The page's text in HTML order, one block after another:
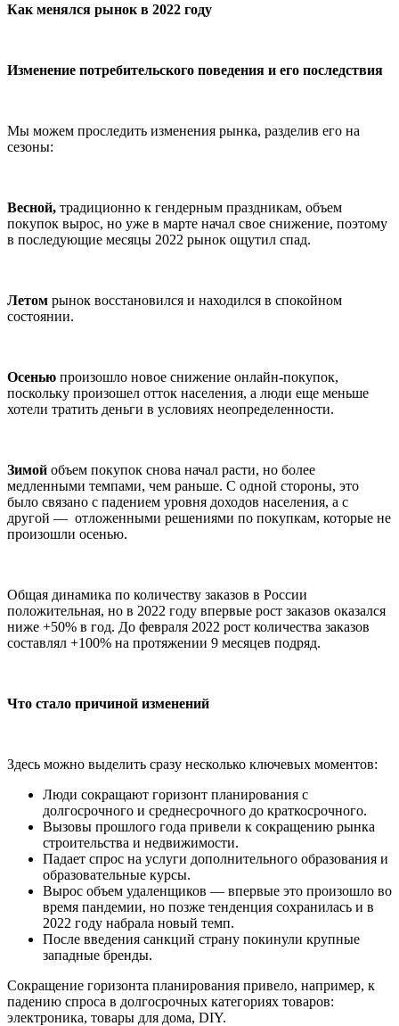
Как менялся рынок в 2022 году
Изменение потребительского поведения и его последствия
Мы можем проследить изменения рынка, разделив его на
сезоны:
Весной, традиционно к гендерным праздникам, объем
покупок вырос, но уже в марте начал свое снижение, поэтому
в последующие месяцы 2022 рынок ощутил спад.
Летом рынок восстановился и находился в спокойном
состоянии.
Осенью произошло новое снижение онлайн-покупок,
поскольку произошел отток населения, а люди еще меньше
хотели тратить деньги в условиях неопределенности.
Зимой объем покупок снова начал расти, но более
медленными темпами, чем раньше. С одной стороны, это
было связано с падением уровня доходов населения, а с
другой — отложенными решениями по покупкам, которые не
произошли осенью.
Общая динамика по количеству заказов в России
положительная, но в 2022 году впервые рост заказов оказался
ниже +50% в год. До февраля 2022 рост количества заказов
составлял +100% на протяжении 9 месяцев подряд.
Что стало причиной изменений
Здесь можно выделить сразу несколько ключевых моментов:
Люди сокращают горизонт планирования с
долгосрочного и среднесрочного до краткосрочного.
Вызовы прошлого года привели к сокращению рынка
строительства и недвижимости.
Падает спрос на услуги дополнительного образования и
образовательные курсы.
Вырос объем удаленщиков — впервые это произошло во
время пандемии, но позже тенденция сохранилась и в
2022 году набрала новый темп.
После введения санкций страну покинули крупные
западные бренды.
Сокращение горизонта планирования привело, например, к
падению спроса в долгосрочных категориях товаров:
электроника, товары для дома, DIY.